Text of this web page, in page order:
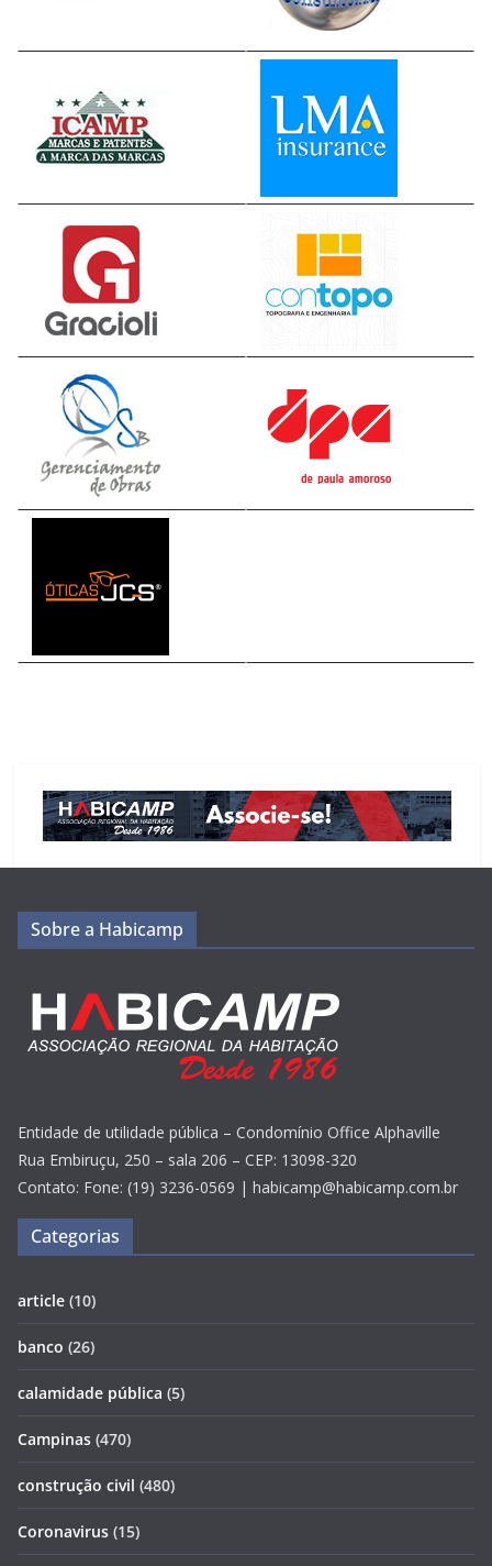
Sobre a Habicamp
Entidade de utilidade pública – Condomínio Office Alphaville
Rua Embiruçu, 250 – sala 206 – CEP: 13098-320
Contato: Fone: (19) 3236-0569 | habicamp@habicamp.com.br
Categorias
article (10)
banco (26)
calamidade pública (5)
Campinas (470)
construção civil (480)
Coronavirus (15)